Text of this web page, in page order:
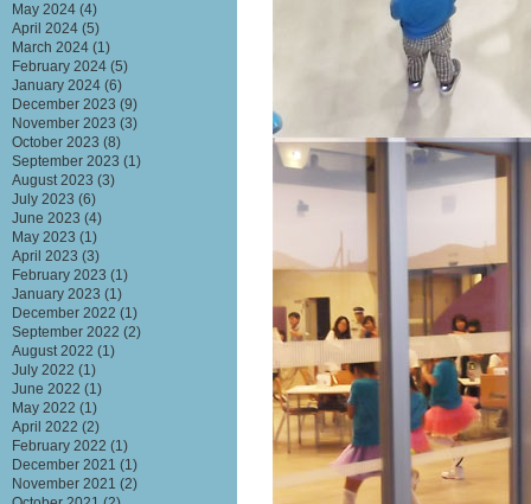
May 2024 (4)
April 2024 (5)
March 2024 (1)
February 2024 (5)
January 2024 (6)
December 2023 (9)
November 2023 (3)
October 2023 (8)
September 2023 (1)
August 2023 (3)
July 2023 (6)
June 2023 (4)
May 2023 (1)
April 2023 (3)
February 2023 (1)
January 2023 (1)
December 2022 (1)
September 2022 (2)
August 2022 (1)
July 2022 (1)
June 2022 (1)
May 2022 (1)
April 2022 (2)
February 2022 (1)
December 2021 (1)
November 2021 (2)